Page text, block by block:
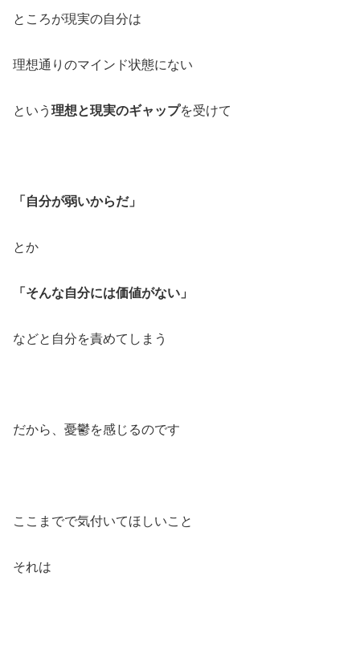
ところが現実の自分は
理想通りのマインド状態にない
という 理想と現実のギャップを受けて
「自分が弱いからだ」
とか
「そんな自分には価値がない」
などと自分を責めてしまう
だから、憂鬱を感じるのです
ここまでで気付いてほしいこと
それは